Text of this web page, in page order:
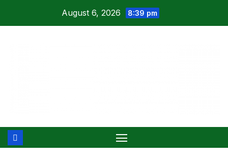
August 6, 2026 8:39 pm